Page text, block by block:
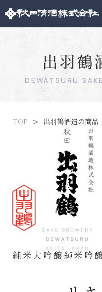
出羽鶴
DEWATSURU
TOP 出羽鶴酒造の商品
純米大吟醸純米吟